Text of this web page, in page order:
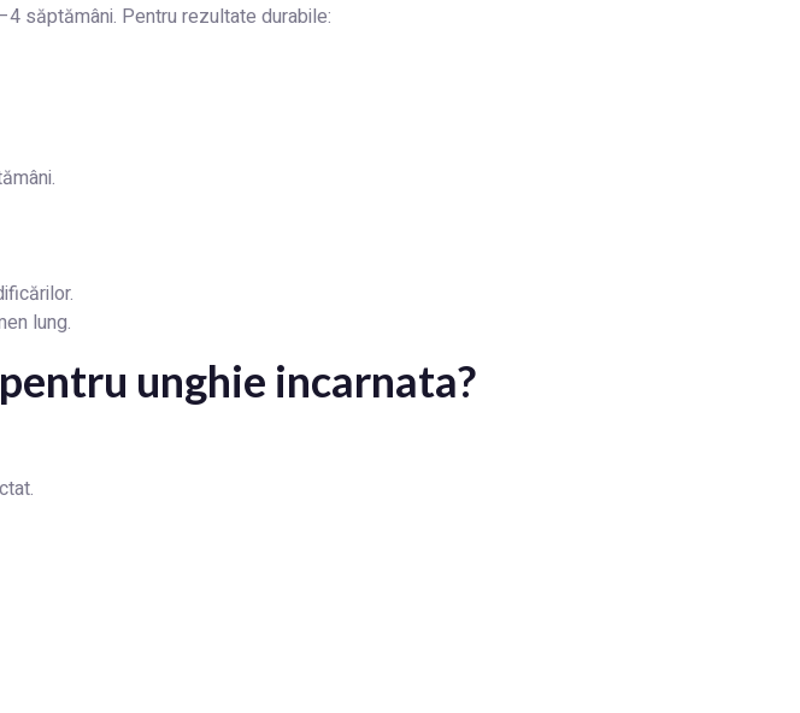
săptămâni. Pentru rezultate durabile:
lung.
unghie incarnata?